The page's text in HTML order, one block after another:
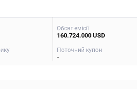
Обсяг емісії
160.724.000 USD
Поточний купон
-